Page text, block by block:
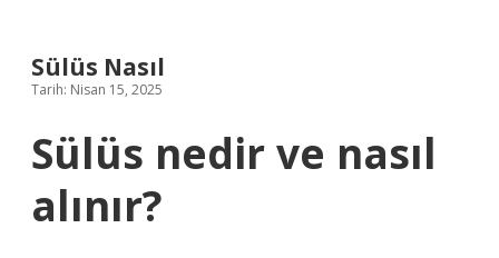
Sülüs Nasıl
Tarih: Nisan 15, 2025
Sülüs nedir ve nasıl
alınır?